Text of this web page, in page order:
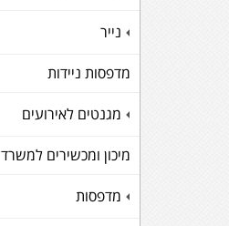
+
נייר
מדפסות ניידות
+
מגנטים לאירועים
מיכון ומכשירים למשרד
+
מדפסות